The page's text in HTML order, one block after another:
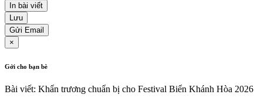
In bài viết
Lưu
Gửi Email
×
Gởi cho bạn bè
Bài viết: Khẩn trương chuẩn bị cho Festival Biển Khánh Hòa 2026